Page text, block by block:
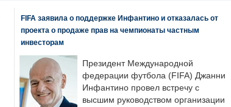
FIFA заявила о поддержке Инфантино и отказалась от
проекта о продаже прав на чемпионаты частным
инвесторам
Президент Международной
федерации футбола (FIFA) Джанни
Инфантино провел встречу с
высшим руководством организации